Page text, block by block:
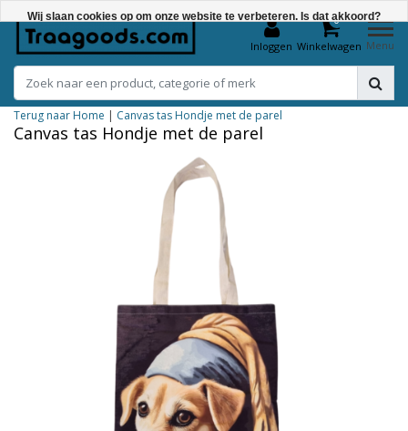
Inloggen
0
Winkelwagen Menu
Terug naar Home | Canvas tas Hondje met de parel
Canvas tas Hondje met de parel
Wij slaan cookies op om onze website te verbeteren. Is dat akkoord?
Nee
Meer over cookies »